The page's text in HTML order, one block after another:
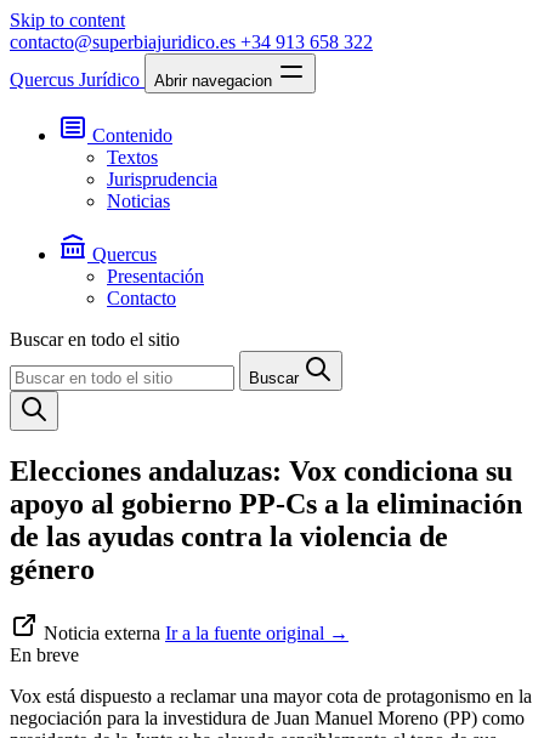
Skip to content
contacto@superbiajuridico.es +34 913 658 322
Quercus Jurídico
Abrir navegacion
Contenido
Textos
Jurisprudencia
Noticias
Quercus
Presentación
Contacto
Buscar en todo el sitio
Buscar
Elecciones andaluzas: Vox condiciona su
apoyo al gobierno PP-Cs a la eliminación
de las ayudas contra la violencia de
género
Noticia externa Ir a la fuente original →
En breve
Vox está dispuesto a reclamar una mayor cota de protagonismo en la
negociación para la investidura de Juan Manuel Moreno (PP) como